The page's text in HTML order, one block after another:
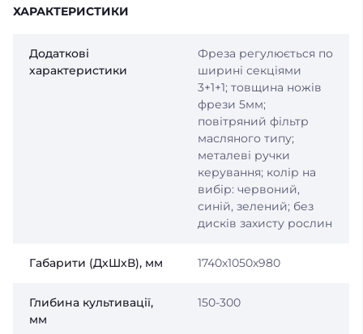
ХАРАКТЕРИСТИКИ
Додаткові
характеристики
Фреза регулюється по
ширині секціями
3+1+1; товщина ножів
фрези 5мм;
повітряний фільтр
масляного типу;
металеві ручки
керування; колір на
вибір: червоний,
синій, зелений; без
дисків захисту рослин
Габарити (ДхШхВ), мм 1740х1050х980
Глибина культивації,
мм
150-300